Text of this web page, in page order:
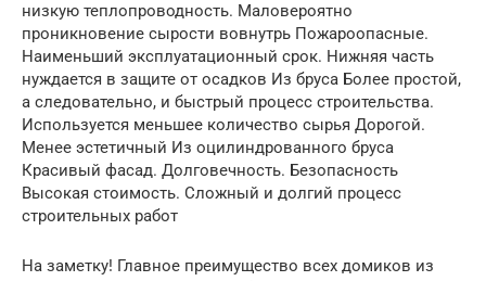
низкую теплопроводность. Маловероятно
проникновение сырости вовнутрь Пожароопасные.
Наименьший эксплуатационный срок. Нижняя часть
нуждается в защите от осадков Из бруса Более простой,
а следовательно, и быстрый процесс строительства.
Используется меньшее количество сырья Дорогой.
Менее эстетичный Из оцилиндрованного бруса
Красивый фасад. Долговечность. Безопасность
Высокая стоимость. Сложный и долгий процесс
строительных работ
На заметку! Главное преимущество всех домиков из